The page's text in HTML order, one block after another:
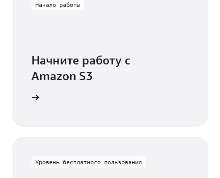
Начало работы
Начните работу с
Amazon S3
Уровень бесплатного пользования